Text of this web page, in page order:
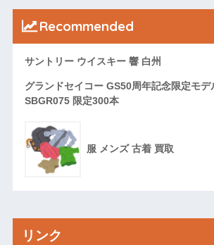
Recommended
サントリー ウイスキー 響 白州
グランドセイコー GS50周年記念限定モデ
SBGR075 限定300本
服 メンズ 古着 買取
リンク